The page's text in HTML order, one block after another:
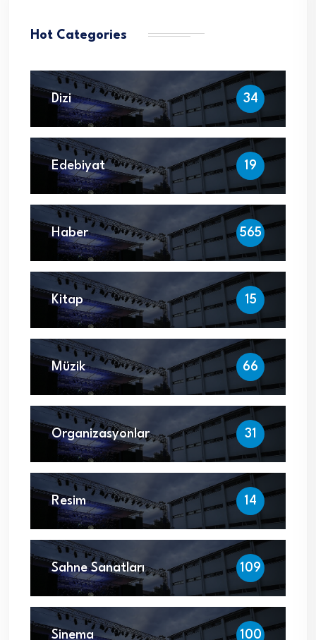
Hot Categories
Dizi 34
Edebiyat 19
Haber 565
Kitap 15
Müzik 66
Organizasyonlar 31
Resim 14
Sahne Sanatları 109
Sinema 100